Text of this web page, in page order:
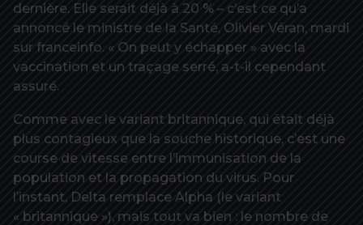
dernière. Elle serait déjà à 20 % – c’est ce qu’a
annoncé le ministre de la Santé, Olivier Véran, mardi
sur franceinfo. « On peut y échapper » avec la
vaccination et un traçage serré, a-t-il cependant
assuré.
Comme avec le variant britannique, qui était déjà
plus contagieux que la souche historique, c’est une
course de vitesse entre l’immunisation de la
population et la propagation du virus. Pour
l’instant, Delta remplace Alpha (le variant
« britannique »), mais tout va bien : le nombre de